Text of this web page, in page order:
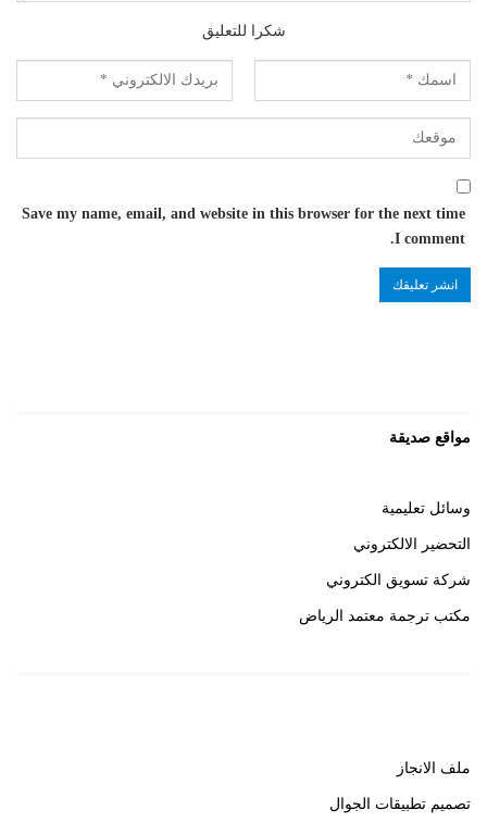
شكرا للتعليق
Save my name, email, and website in this browser for the next time
I comment.
مواقع صديقة
وسائل تعليمية
التحضير الالكتروني
شركة تسويق الكتروني
مكتب ترجمة معتمد الرياض
ملف الانجاز
تصميم تطبيقات الجوال